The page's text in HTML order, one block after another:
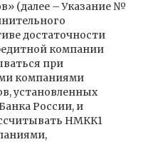
(далее – Указание №
достаточности
компании
при
компаниями
установленных
России, и
НМКК1